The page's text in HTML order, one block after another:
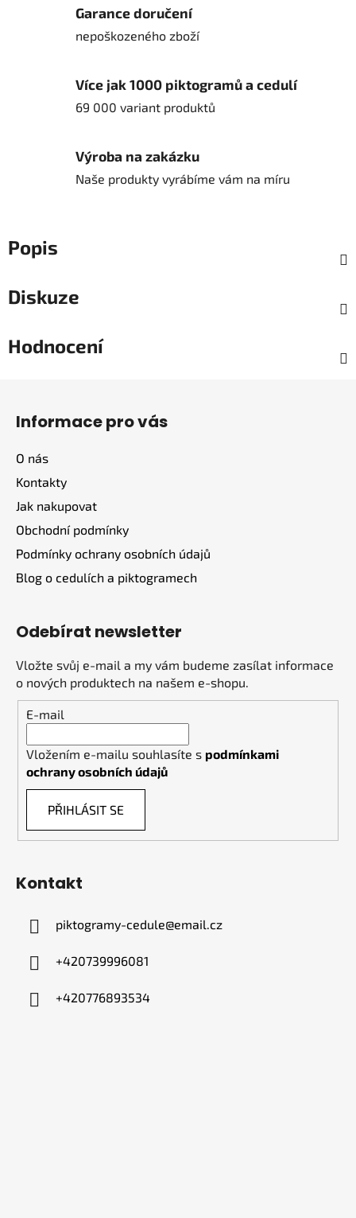
Garance doručení
nepoškozeného zboží
Více jak 1000 piktogramů a cedulí
69 000 variant produktů
Výroba na zakázku
Naše produkty vyrábíme vám na míru
Popis
Diskuze
Hodnocení
Informace pro vás
O nás
Kontakty
Jak nakupovat
Obchodní podmínky
Podmínky ochrany osobních údajů
Blog o cedulích a piktogramech
Odebírat newsletter
Vložte svůj e-mail a my vám budeme zasílat informace
o nových produktech na našem e-shopu.
E-mail
Vložením e-mailu souhlasíte s podmínkami
ochrany osobních údajů
PŘIHLÁSIT SE
Kontakt
piktogramy-cedule@email.cz
+420739996081
+420776893534